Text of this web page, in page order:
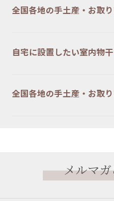
全国各地の手土産・お取
自宅に設置したい室内物
全国各地の手土産・お取
メルマ